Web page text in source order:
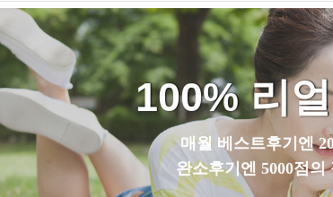
100% 리
매월 베스트후기엔
완소후기엔 5000점